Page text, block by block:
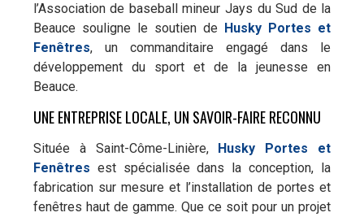
l’Association de baseball mineur Jays du Sud de la
Beauce souligne le soutien de
Husky Portes et
Fenêtres, un commanditaire engagé dans le
développement du sport et de la jeunesse en
Beauce.
UNE ENTREPRISE LOCALE, UN SAVOIR-FAIRE RECONNU
Située à Saint-Côme-Linière, Husky Portes et
Fenêtres est spécialisée dans la conception, la
fabrication sur mesure et l’installation de portes et
fenêtres haut de gamme. Que ce soit pour un projet